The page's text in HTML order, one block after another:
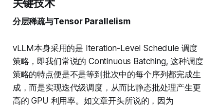
关键技术
分层稀疏与Tensor Parallelism
vLLM本身采用的是 Iteration-Level Schedule 调度
策略，即我们常说的 Continuous Batching, 这种调度
策略的特点便是不是等到批次中的每个序列都完成生
成，而是实现迭代级调度，从而比静态批处理产生更
高的 GPU 利用率。如文章开头所说的，因为